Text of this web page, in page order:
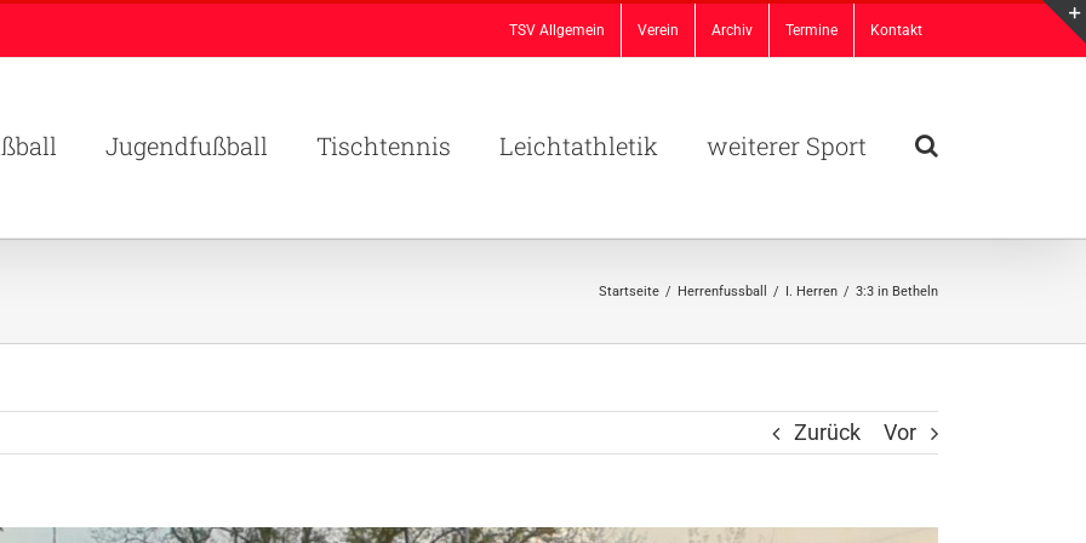
TSV Allgemein Verein Archiv Termine Kontakt
Jugendfußball Tischtennis Leichtathletik weiterer Sport
Startseite / Herrenfussball / I. Herren / 3:3 in Betheln
Zurück Vor